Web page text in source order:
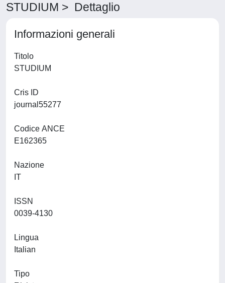
STUDIUM > Dettaglio
Informazioni generali
Titolo
Cris ID
Codice ANCE
Nazione
ISSN
Lingua
Tipo